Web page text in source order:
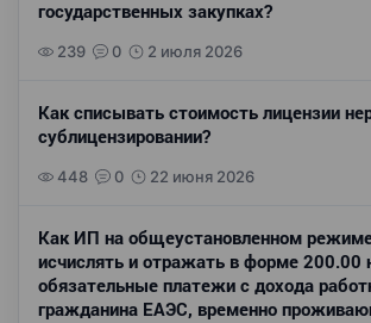
государственных закупках?
239 0 2 июля 2026
Как списывать стоимость лицензии
сублицензировании?
448 0 22 июня 2026
Как ИП на общеустановленном
исчислять и отражать в форме 200.00
обязательные платежи с дохода
гражданина ЕАЭС, временно